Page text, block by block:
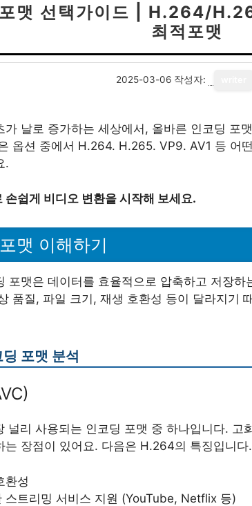
맷 선택가이드 | H.264/
최적포맷
2025-03-06 작성자:
가 날로 증가하는 세상에서, 올바른 인코딩 포
옵션 중에서 H.264. H.265. VP9. AV1 등 어
.
손쉽게 비디오 변환을 시작해 보세요.
맷 이해하기
포맷은 데이터를 효율적으로 압축하고 저장
품질, 파일 크기, 재생 호환성 등이 달라지기
포맷 분석
널리 사용되는 인코딩 포맷 중 하나입니다. 고
는 장점이 있어요. 다음은 H.264의 특징입니다.
환성
스트리밍 서비스 지원 (YouTube, Netflix 등)